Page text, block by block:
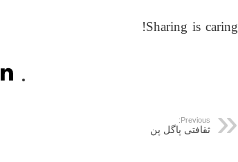
Sharing is caring!
Previous:
ثقافتی پاگل پن